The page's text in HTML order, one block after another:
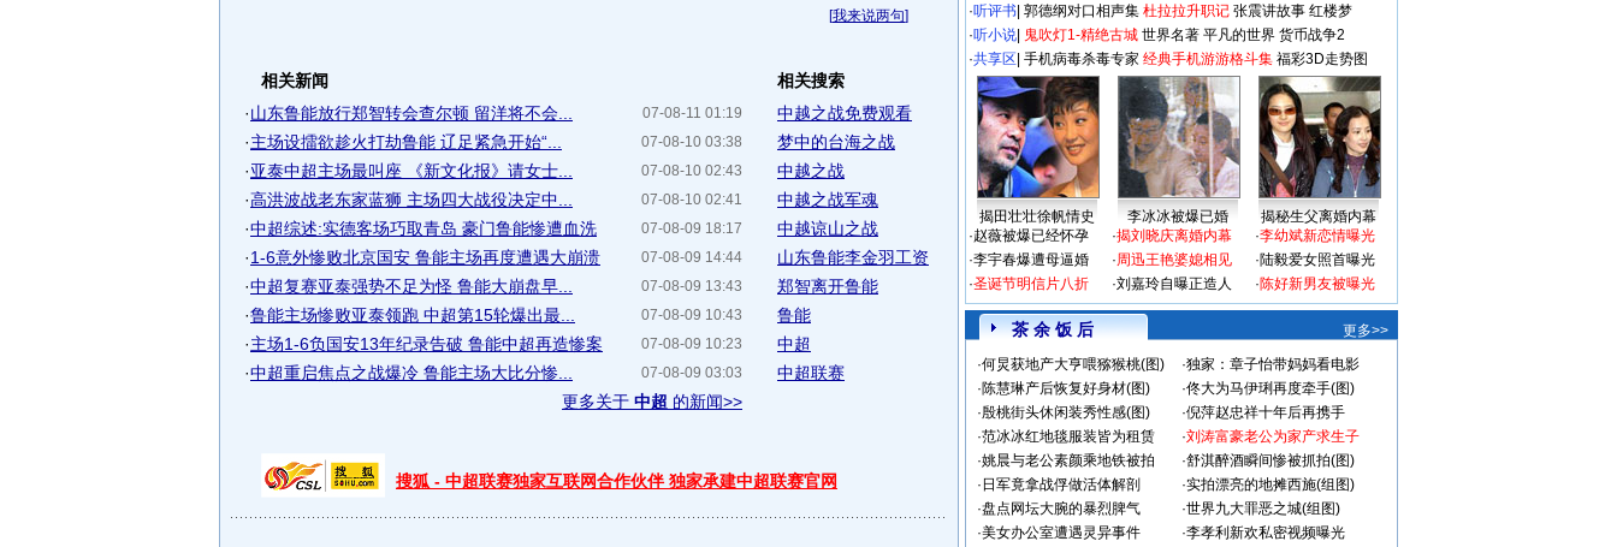
[我来说两句]
相关新闻
07-08-11 01:19
·山东鲁能放行郑智转会查尔顿 留洋将不会...
07-08-10 03:38
·主场设擂欲趁火打劫鲁能 辽足紧急开始“...
07-08-10 02:43
·亚泰中超主场最叫座 《新文化报》请女士...
07-08-10 02:41
·高洪波战老东家蓝狮 主场四大战役决定中...
07-08-09 18:17
·中超综述:实德客场巧取青岛 豪门鲁能惨遭血洗
07-08-09 14:44
·1-6意外惨败北京国安 鲁能主场再度遭遇大崩溃
07-08-09 13:43
·中超复赛亚泰强势不足为怪 鲁能大崩盘早...
07-08-09 10:43
·鲁能主场惨败亚泰领跑 中超第15轮爆出最...
07-08-09 10:23
·主场1-6负国安13年纪录告破 鲁能中超再造惨案
07-08-09 03:03
·中超重启焦点之战爆冷 鲁能主场大比分惨...
更多关于 中超 的新闻>>
相关搜索
中越之战免费观看
梦中的台海之战
中越之战
中越之战军魂
中越谅山之战
山东鲁能李金羽工资
郑智离开鲁能
鲁能
中超
中超联赛
搜狐 - 中超联赛独家互联网合作伙伴 独家承建中超联赛官网
·听评书 郭德纲对口相声集 杜拉拉升职记 张震讲故事 红楼梦
·听小说 鬼吹灯1-精绝古城 世界名著 平凡的世界 货币战争2
·共享区 手机病毒杀毒专家 经典手机游游格斗集 福彩3D走势图
揭田壮壮徐帆情史 李冰冰被爆已婚
揭秘生父离婚内幕
·赵薇被爆已经怀孕
·李宇春爆遭母逼婚
·圣诞节明信片八折
·揭刘晓庆离婚内幕
·周迅王艳婆媳相见
·刘嘉玲自曝正造人
·李幼斌新恋情曝光
·陆毅爱女照首曝光
·陈好新男友被曝光
茶 余 饭 后
更多>>
·何炅获地产大亨喂猕猴桃(图) ·独家：章子怡带妈妈看电影
·陈慧琳产后恢复好身材(图) ·佟大为马伊琍再度牵手(图)
·殷桃街头休闲装秀性感(图) ·倪萍赵忠祥十年后再携手
·范冰冰红地毯服装皆为租赁 ·刘涛富豪老公为家产求生子
·姚晨与老公素颜乘地铁被拍 ·舒淇醉酒瞬间惨被抓拍(图)
· 日军竟拿战俘做活体解剖 ·实拍漂亮的地摊西施(组图)
·盘点网坛大腕的暴烈脾气 ·世界九大罪恶之城(组图)
·美女办公室遭遇灵异事件 ·李孝利新欢私密视频曝光